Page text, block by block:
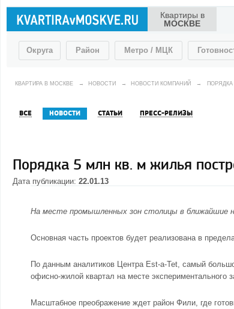
Квартиры в
МОСКВЕ
Округа Район Метро / МЦК
КВАРТИРА В МОСКВЕ → НОВОСТИ → НОВОСТИ КОМПАНИЙ →
ВСЕ НОВОСТИ СТАТЬИ ПРЕСС-РЕЛИЗЫ
Порядка 5 млн кв. м жилья
Дата публикации: 22.01.13
На месте промышленных зон столицы в ближайшие
Основная часть проектов будет реализована в
По данным аналитиков Центра Est-a-Tet, самый
офисно-жилой квартал на месте
Масштабное преображение ждет район Фили, где